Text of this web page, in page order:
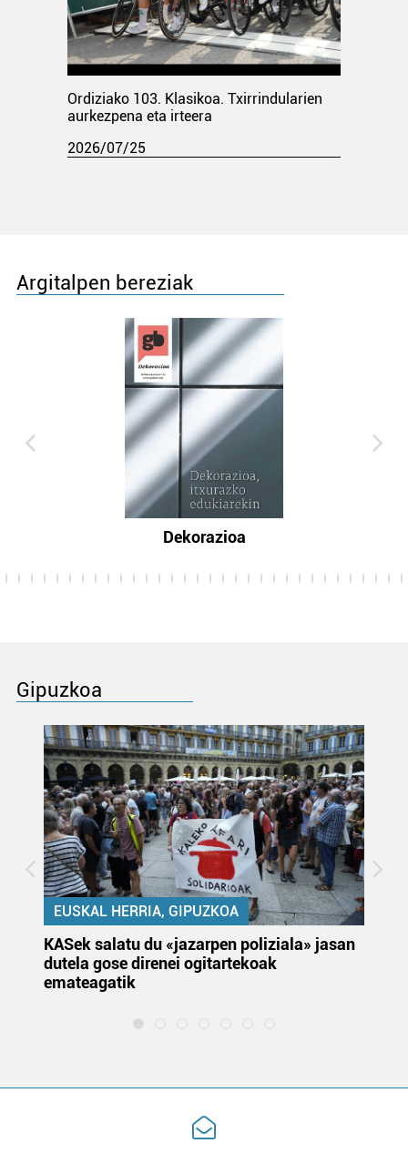
Ordiziako 103. Klasikoa. Txirrindularien
aurkezpena eta irteera
2026/07/25
Argitalpen bereziak
Dekorazioa
Gipuzkoa
EUSKAL HERRIA, GIPUZKOA
KASek salatu du «jazarpen poliziala» jasan
dutela gose direnei ogitartekoak
emateagatik